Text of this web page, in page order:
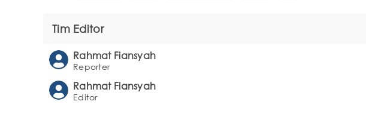
Tim Editor
Rahmat Fiansyah
Reporter
Rahmat Fiansyah
Editor